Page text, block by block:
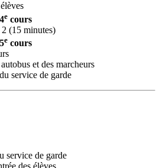
e cours
(15 minutes)
e cours
et des marcheurs
service de garde
service de garde
des élèves